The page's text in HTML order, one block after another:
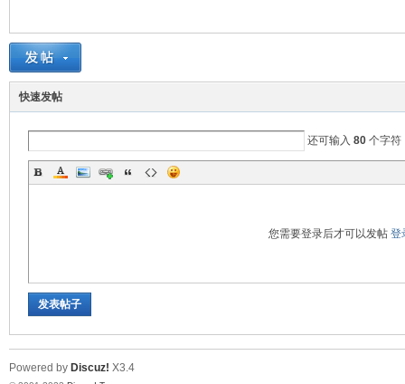
堂
快速发帖
还可输入 80 个字符
您需要登录后才可以发帖 登
发表帖子
Powered by Discuz! X3.4